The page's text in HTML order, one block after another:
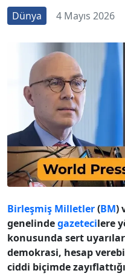
Dünya 4 Mayıs 2026
Birleşmiş Milletler(BM)
genelindegazetecilere
konusunda sert
demokrasi, hesap
ciddi biçimde